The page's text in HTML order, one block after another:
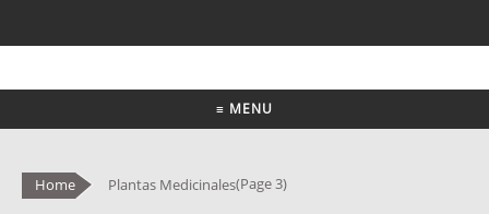
≡ MENU
Home Plantas Medicinales(Page 3)